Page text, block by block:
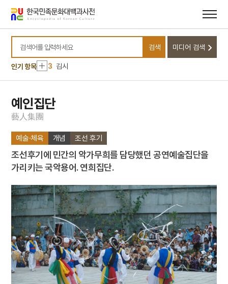
바로가기
바로가기
검색어를 입력하세요
검색 미디어 검색
인기 항목
10 발기
1 금성대군
2 세조
3 김시
4 당진연의
6
나당전쟁
9
박춘석
10
발기
1 금성대군
2 세조
3 김시
4 당진연의
5 사천왕
6 한훈
7
국가유산기본법
예인집단
藝 人集團
예술·체육 개념 조선 후기
조선후기에 민간의 악가무희를 담당했던 공연예술집단을
가리키는 국악용어. 연희집단.